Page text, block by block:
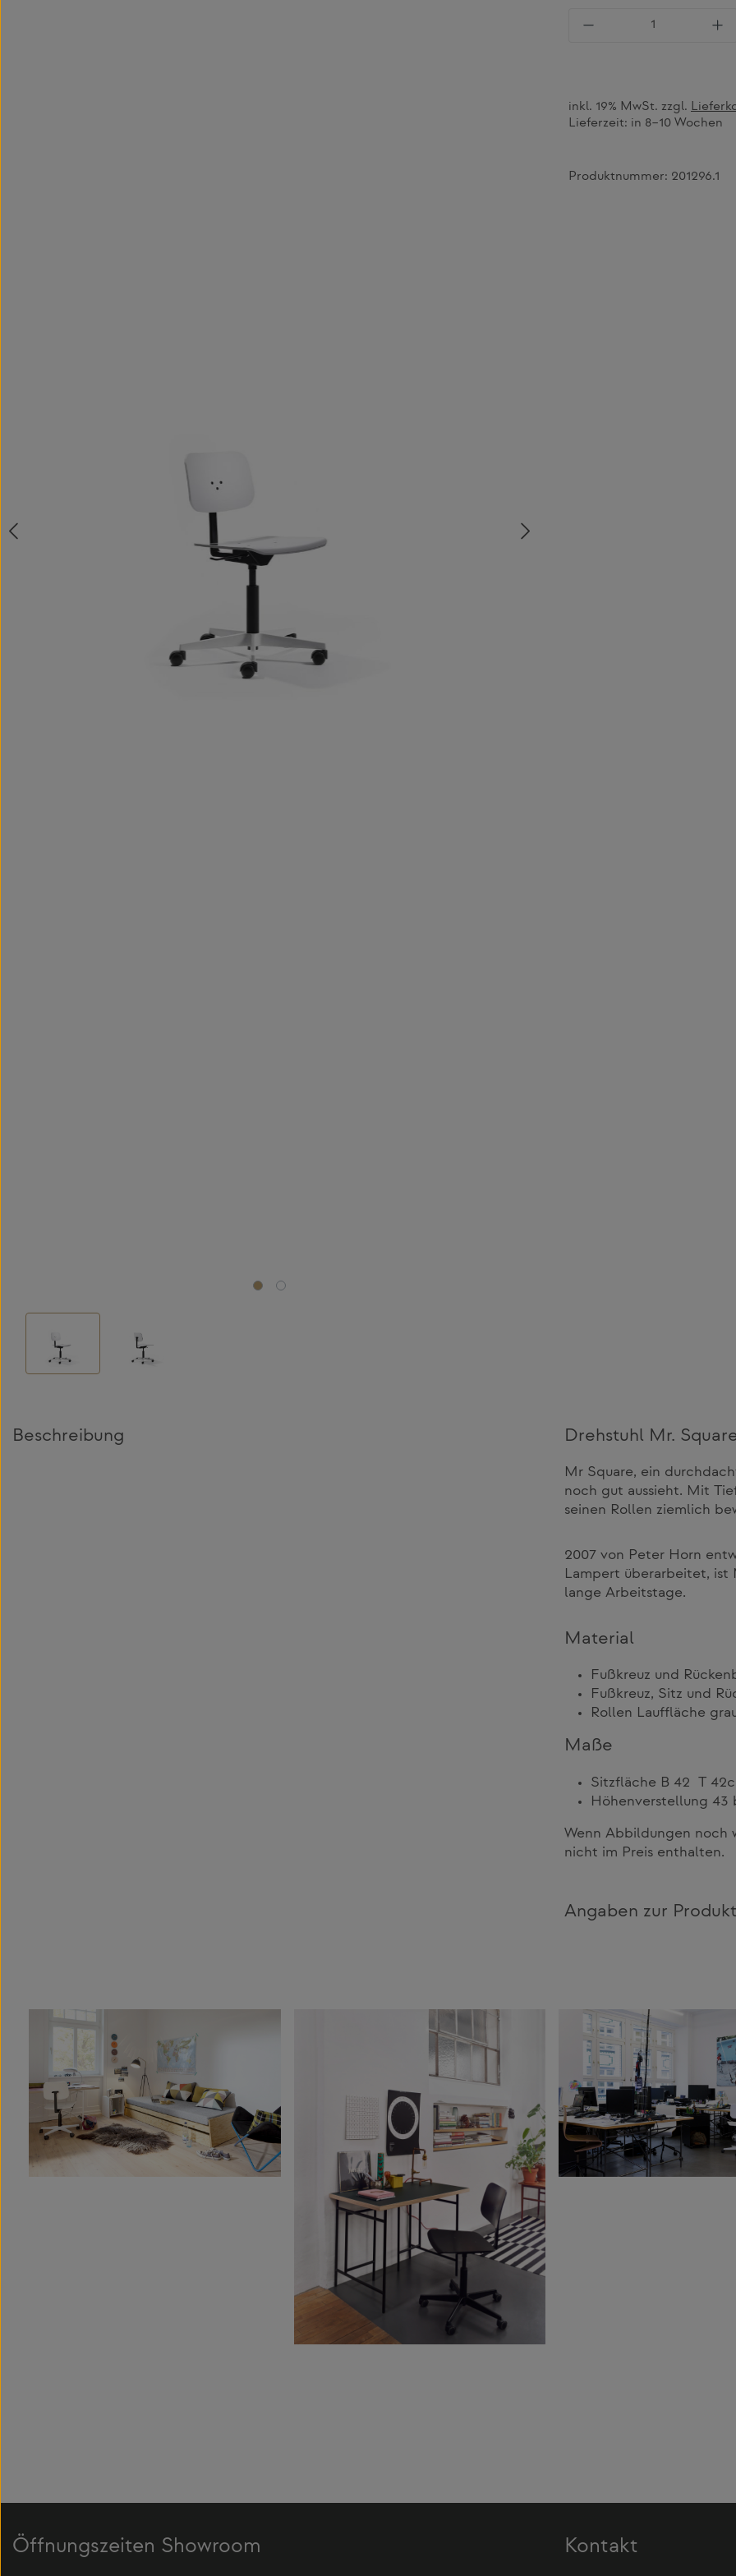
Produkt Anzahl:
inkl. 19% MwSt. zzgl.
Lieferzeit: in 8–10 Wochen
Produktnummer: 201296.1
Beschreibung Drehstuhl Mr.
Mr Square, ein
noch gut aussieht. Mit
seinen Rollen ziemlich
2007 von Peter Horn
Lampert überarbeitet, ist
lange Arbeitstage.
Material
Fußkreuz und
Fußkreuz, Sitz und
Rollen Lauffläche
Maße
Sitzfläche B 42 T
Höhenverstellung 43
Wenn Abbildungen noch
nicht im Preis enthalten.
Angaben zur
Öffnungszeiten Showroom Kontakt